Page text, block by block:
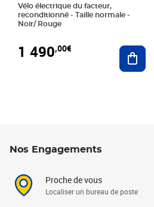
Vélo électrique du facteur,
reconditionné - Taille normale -
Noir/ Rouge
1 490,00€
Nos Engagements
Proche de vous
Localiser un bureau de poste